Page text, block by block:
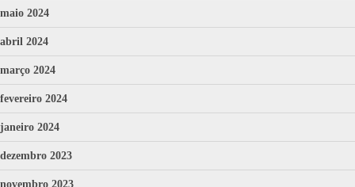
maio 2024
abril 2024
março 2024
fevereiro 2024
janeiro 2024
dezembro 2023
novembro 2023